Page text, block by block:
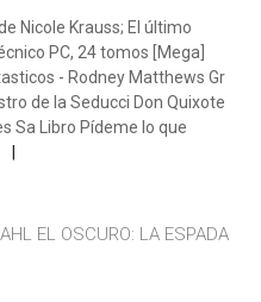
Nicole Krauss; El último
PC, 24 tomos [Mega]
- Rodney Matthews Gr
de la Seducci Don Quixote
Sa Libro Pídeme lo que
EL OSCURO: LA ESPADA